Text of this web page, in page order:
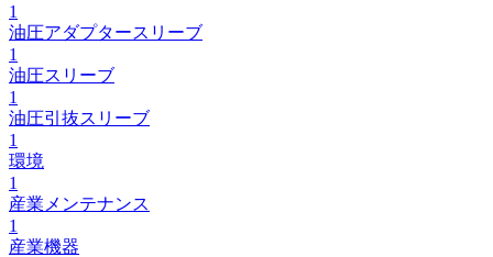
1
油圧アダプタースリーブ
1
油圧スリーブ
1
油圧引抜スリーブ
1
環境
1
産業メンテナンス
1
産業機器